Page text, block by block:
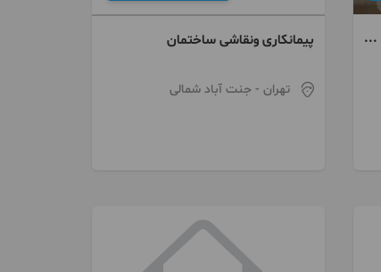
پیمانکاری ونقاشی ساختمان
تهران - جنت آباد شمالی